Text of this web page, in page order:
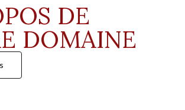
DE
DOMAINE